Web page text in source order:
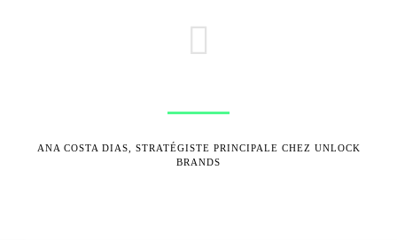
ANA COSTA DIAS, STRATÉGISTE PRINCIPALE CHEZ UNLOCK
BRANDS